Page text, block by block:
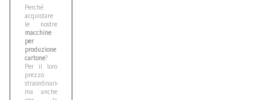
Perché
acquistare
le nostre
macchine
per
produzione
cartone?
Per il loro
prezzo
straordinario,
ma anche